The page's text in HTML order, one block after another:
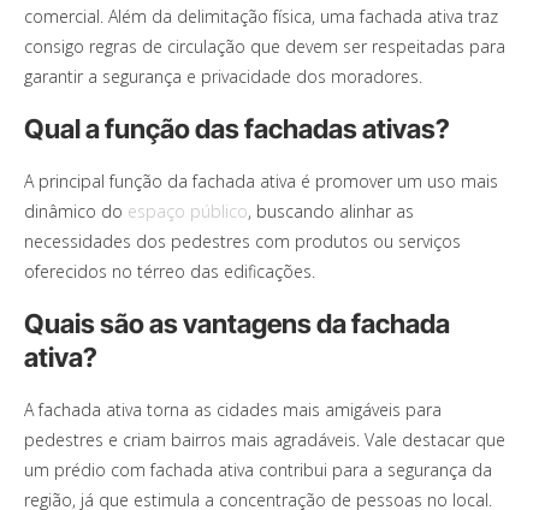
comercial. Além da delimitação física, uma fachada ativa traz
consigo regras de circulação que devem ser respeitadas para
garantir a segurança e privacidade dos moradores.
Qual a função das fachadas ativas?
A principal função da fachada ativa é promover um uso mais
dinâmico do espaço público, buscando alinhar as
necessidades dos pedestres com produtos ou serviços
oferecidos no térreo das edificações.
Quais são as vantagens da fachada
ativa?
A fachada ativa torna as cidades mais amigáveis para
pedestres e criam bairros mais agradáveis. Vale destacar que
um prédio com fachada ativa contribui para a segurança da
região, já que estimula a concentração de pessoas no local.